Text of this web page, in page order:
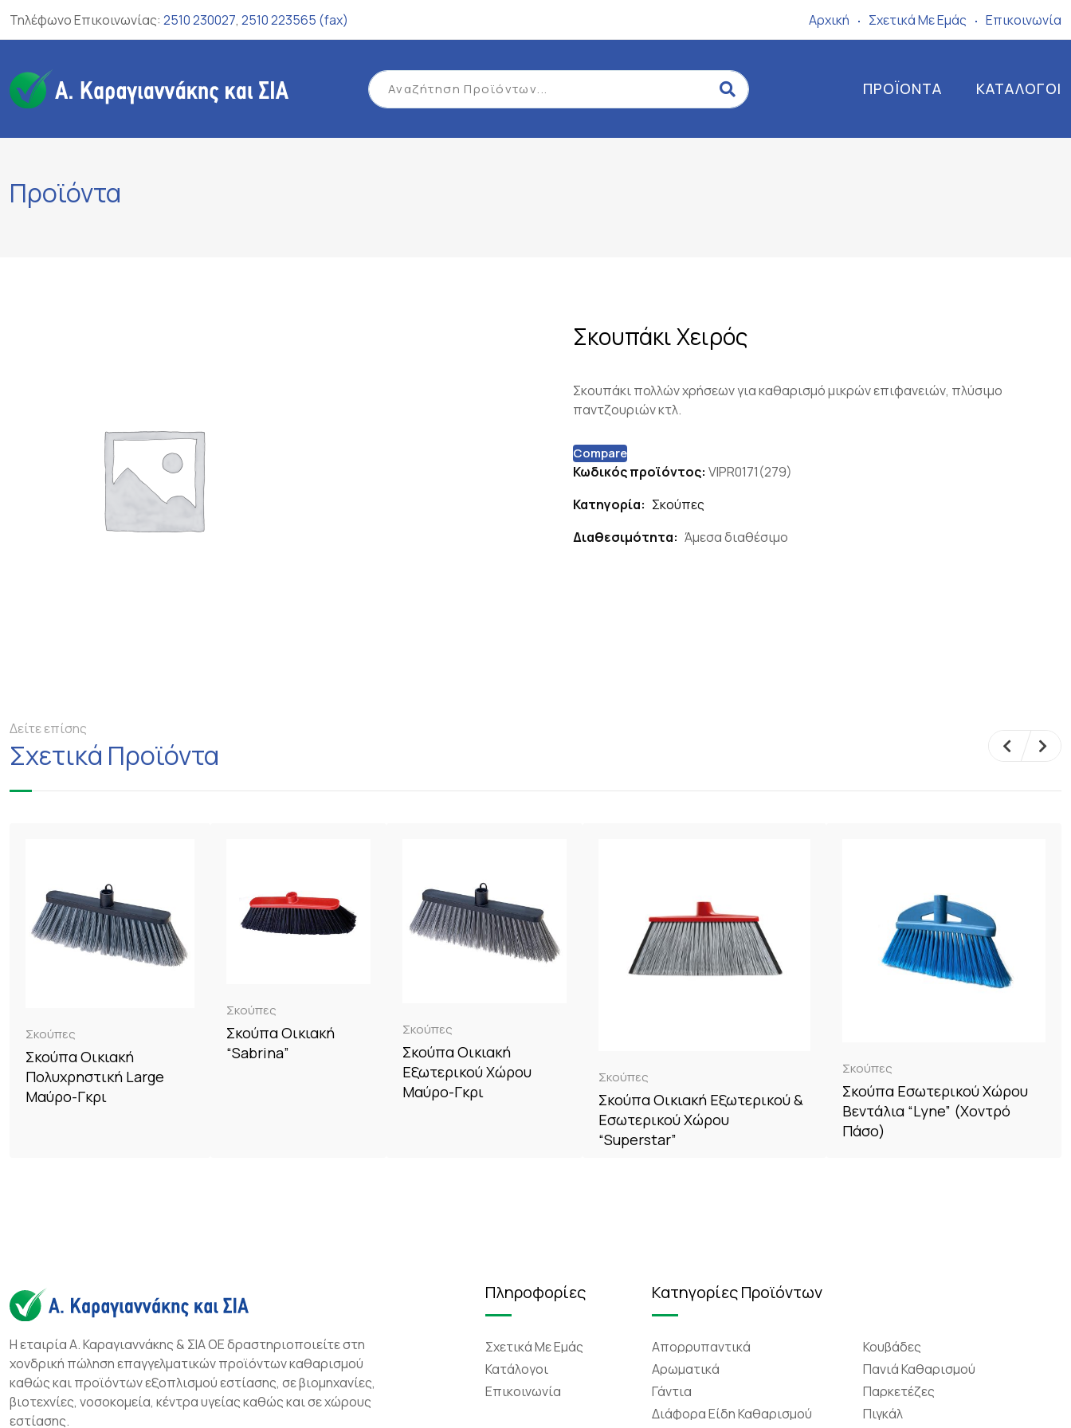
Τηλέφωνο Επικοινωνίας: 2510 230027, 2510 223565 (fax) Αρχική Σχετικά Mε Eμάς Επικοινωνία
ΠΡΟΪΌΝΤΑ ΚΑΤΆΛΟΓΟΙ
Προϊόντα
Σκουπάκι Χειρός
Σκουπάκι πολλών χρήσεων για καθαρισμό μικρών επιφανειών, πλύσιμο
παντζουριών κτλ.
Compare
Κωδικός προϊόντος: VIPR0171(279)
Κατηγορία: Σκούπες
Διαθεσιμότητα: Άμεσα διαθέσιμο
Δείτε επίσης
Σχετικά Προϊόντα
Σκούπες
Σκούπα Οικιακή
Πολυχρηστική Large
Μαύρο-Γκρι
Σκούπες
Σκούπα Οικιακή
“Sabrina”
Σκούπες
Σκούπα Οικιακή
Εξωτερικού Χώρου
Μαύρο-Γκρι
Σκούπες
Σκούπα Οικιακή Εξωτερικού &
Εσωτερικού Χώρου
“Superstar”
Σκούπες
Σκούπα Εσωτερικού Χώρου
Βεντάλια “Lyne” (Χοντρό
Πάσο)
Η εταιρία Α. Καραγιαννάκης & ΣΙΑ ΟΕ δραστηριοποιείτε στη
χονδρική πώληση επαγγελματικών προϊόντων καθαρισμού
καθώς και προϊόντων εξοπλισμού εστίασης, σε βιομηχανίες,
βιοτεχνίες, νοσοκομεία, κέντρα υγείας καθώς και σε χώρους
εστίασης.
Πληροφορίες
Σχετικά Mε Eμάς
Κατάλογοι
Επικοινωνία
Κατηγορίες Προϊόντων
Απορρυπαντικά
Αρωματικά
Γάντια
Διάφορα Είδη Καθαρισμού
Κουβάδες
Πανιά Καθαρισμού
Παρκετέζες
Πιγκάλ